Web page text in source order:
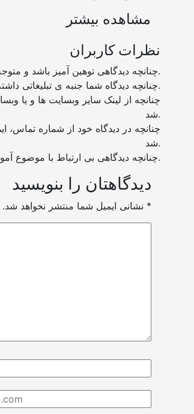
مشاهده بیشتر
نظرات کاربران
چنانچه دیدگاهی توهین آمیز باشد و متوجه نویسندگان و سایر کاربران باشد تایید نخواهد شد.
چنانچه دیدگاه شما جنبه ی تبلیغاتی داشته باشد تایید نخواهد شد.
شد.
شد.
چنانچه دیدگاهی بی ارتباط با موضوع آموزش مطرح شود تایید نخواهد شد.
دیدگاهتان را بنویسید
نشانی ایمیل شما منتشر نخواهد شد. *